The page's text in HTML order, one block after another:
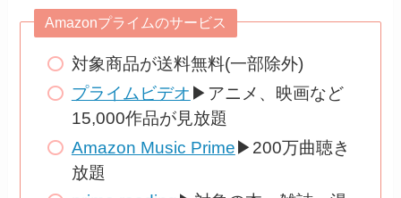
Amazonプライムのサービス
対象商品が送料無料(一部除外)
プライムビデオ ▶アニメ、映画など
15,000作品が見放題
Amazon Music Prime▶200万曲聴き
放題